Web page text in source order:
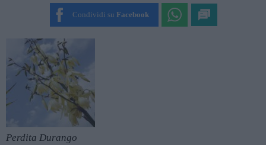
SUBMIT RATING
Condividi su Facebook
Perdita Durango